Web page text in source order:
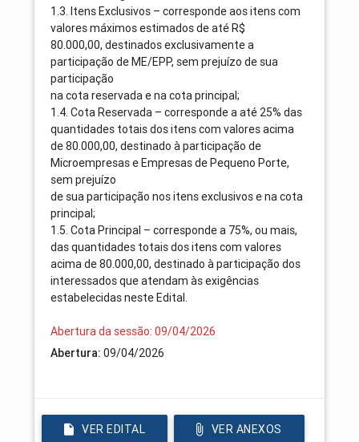
1.3. Itens Exclusivos – corresponde aos itens com
valores máximos estimados de até R$
80.000,00, destinados exclusivamente a
participação de ME/EPP, sem prejuízo de sua
participação
na cota reservada e na cota principal;
1.4. Cota Reservada – corresponde a até 25% das
quantidades totais dos itens com valores acima
de 80.000,00, destinado à participação de
Microempresas e Empresas de Pequeno Porte,
sem prejuízo
de sua participação nos itens exclusivos e na cota
principal;
1.5. Cota Principal – corresponde a 75%, ou mais,
das quantidades totais dos itens com valores
acima de 80.000,00, destinado à participação dos
interessados que atendam às exigências
estabelecidas neste Edital.
Abertura da sessão: 09/04/2026
Abertura: 09/04/2026
VER EDITAL VER ANEXOS